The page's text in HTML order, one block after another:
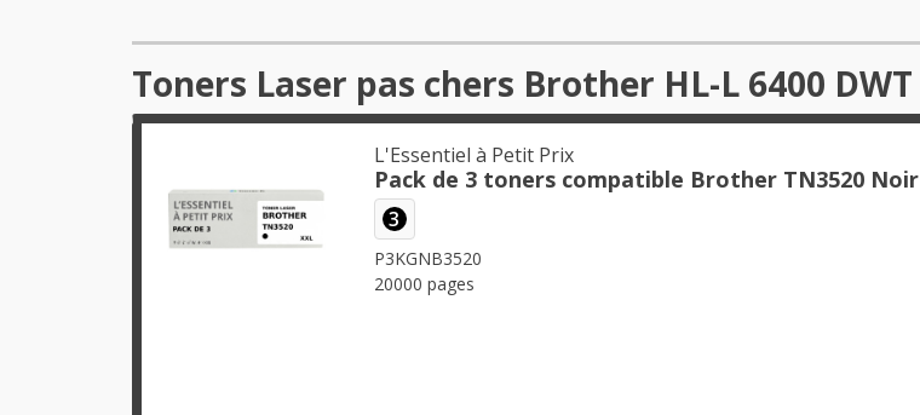
Toners Laser pas chers Brother HL-L 6400 DWT
L'Essentiel à Petit Prix
Pack de 3 toners compatible Brother TN3520 Noir
3
P3KGNB3520
20000 pages